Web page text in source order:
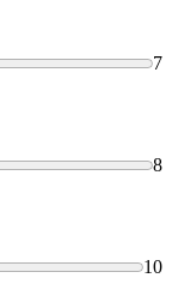
7
8
10